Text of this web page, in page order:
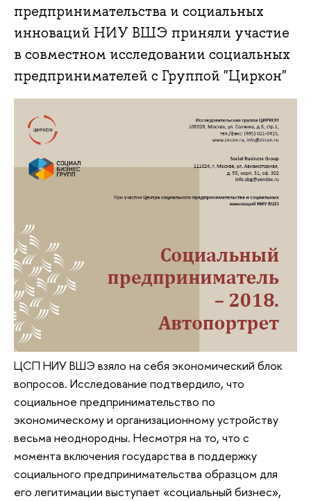
предпринимательства и социальных
инноваций НИУ ВШЭ приняли участие
в совместном исследовании социальных
предпринимателей с Группой "Циркон"
ЦСП НИУ ВШЭ взяло на себя экономический блок
вопросов. Исследование подтвердило, что
социальное предпринимательство по
экономическому и организационному устройству
весьма неоднородны. Несмотря на то, что с
момента включения государства в поддержку
социального предпринимательства образцом для
его легитимации выступает «социальный бизнес»,